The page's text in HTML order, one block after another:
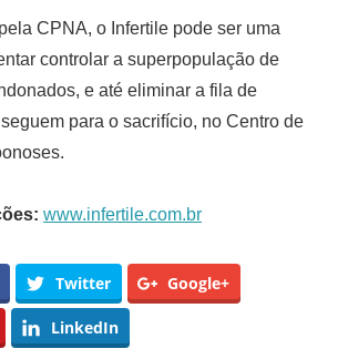
CPNA, o Infertile pode ser uma
controlar a superpopulação de
e até eliminar a fila de
para o sacrifício, no Centro de
www.infertile.com.br
Twitter Google+
LinkedIn